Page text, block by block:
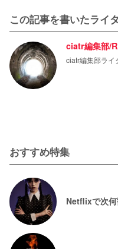
この記事を書いたライ
ciatr編集部/
ciatr編集部ライ
おすすめ特集
Netflixで次何